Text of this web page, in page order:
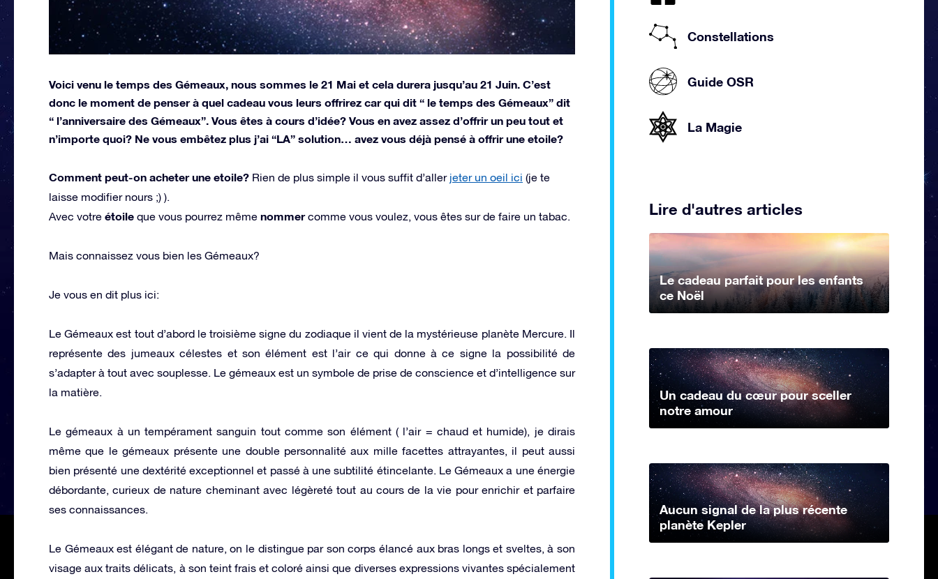
Voici venu le temps des Gémeaux, nous sommes le 21 Mai et cela durera jusqu’au 21 Juin. C’est
donc le moment de penser à quel cadeau vous leurs offrirez car qui dit “ le temps des Gémeaux” dit
“ l’anniversaire des Gémeaux”. Vous êtes à cours d’idée? Vous en avez assez d’offrir un peu tout et
n’importe quoi? Ne vous embêtez plus j’ai “LA” solution… avez vous déjà pensé à offrir une etoile?
Comment peut-on acheter une etoile? Rien de plus simple il vous suffit d’aller jeter un oeil ici (je te
laisse modifier nours ;) ).
Avec votre étoile que vous pourrez même nommercomme vous voulez, vous êtes sur de faire un tabac.
Mais connaissez vous bien les Gémeaux?
Je vous en dit plus ici:
Le Gémeaux est tout d’abord le troisième signe du zodiaque il vient de la mystérieuse planète Mercure. Il
représente des jumeaux célestes et son élément est l’air ce qui donne à ce signe la possibilité de
s’adapter à tout avec souplesse. Le gémeaux est un symbole de prise de conscience et d’intelligence sur
la matière.
Le gémeaux à un tempérament sanguin tout comme son élément ( l’air = chaud et humide), je dirais
même que le gémeaux présente une double personnalité aux mille facettes attrayantes, il peut aussi
bien présenté une dextérité exceptionnel et passé à une subtilité étincelante. Le Gémeaux a une énergie
débordante, curieux de nature cheminant avec légèreté tout au cours de la vie pour enrichir et parfaire
ses connaissances.
Le Gémeaux est élégant de nature, on le distingue par son corps élancé aux bras longs et sveltes, à son
visage aux traits délicats, à son teint frais et coloré ainsi que diverses expressions vivantes spécialement
Constellations
Guide OSR
La Magie
Lire d'autres articles
Le cadeau parfait pour les enfants
ce Noël
Un cadeau du cœur pour sceller
notre amour
Aucun signal de la plus récente
planète Kepler